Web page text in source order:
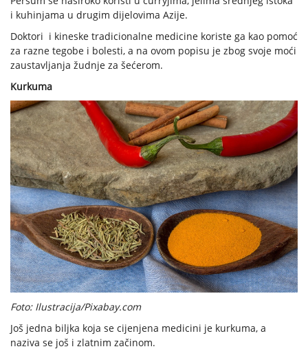
i kuhinjama u drugim dijelovima Azije.
Doktori i kineske tradicionalne medicine koriste ga kao pomoć
za razne tegobe i bolesti, a na ovom popisu je zbog svoje moći
zaustavljanja žudnje za šećerom.
Kurkuma
Foto: Ilustracija/Pixabay.com
Još jedna biljka koja se cijenjena medicini je kurkuma, a
naziva se još i zlatnim začinom.